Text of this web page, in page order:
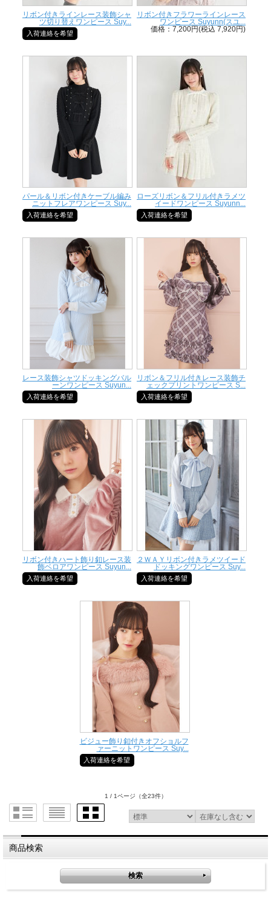
リボン付きラインレース装飾シャ
ツ切り替えワンピース Suy...
入荷連絡を希望
リボン付きフラワーラインレース
ワンピース Suyunn(スユ...
価格：7,200円(税込 7,920円)
パール＆リボン付きケーブル編み
ニットフレアワンピース Suy...
入荷連絡を希望
ローズリボン＆フリル付きラメツ
イードワンピース Suyunn...
入荷連絡を希望
レース装飾シャツドッキングバル
ーンワンピース Suyun...
入荷連絡を希望
リボン＆フリル付きレース装飾チ
ェックプリントワンピース S...
入荷連絡を希望
リボン付きハート飾り釦レース装
飾ベロアワンピース Suyun...
入荷連絡を希望
２ＷＡＹリボン付きラメツイード
ドッキングワンピース Suy...
入荷連絡を希望
ビジュー飾り釦付きオフショルフ
ァーニットワンピース Suy...
入荷連絡を希望
1 / 1ページ （全23件）
商品検索